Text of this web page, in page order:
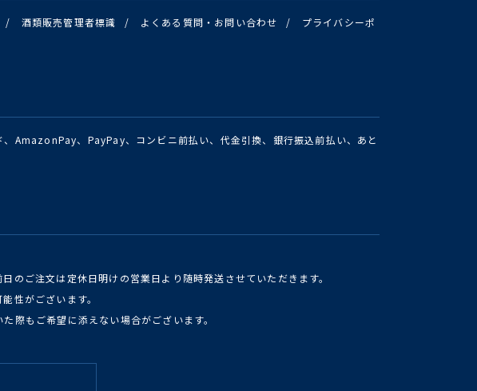
/ 酒類販売管理者標識 / よくある質問・お問い合わせ /
プライバシーポ
AmazonPay、PayPay、コンビニ前払い、代金引換、銀行振込前払い、あと
のご注文は定休日明けの営業日より随時発送させていただきます。
性がございます。
際もご希望に添えない場合がございます。